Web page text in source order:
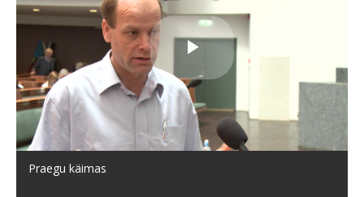
Esita
video
Praegu käimas